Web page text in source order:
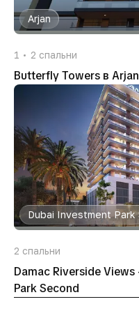
Arjan
1 2 спальни
Butterfly Towers в Arjan
Dubai Investment Park
2 спальни
Damac Riverside
Park Second